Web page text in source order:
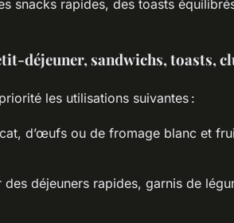
snacks rapides, des toasts
déjeuner, sandwichs, toasts,
les utilisations suivantes :
d’œufs ou de fromage blanc et
déjeuners rapides, garnis de